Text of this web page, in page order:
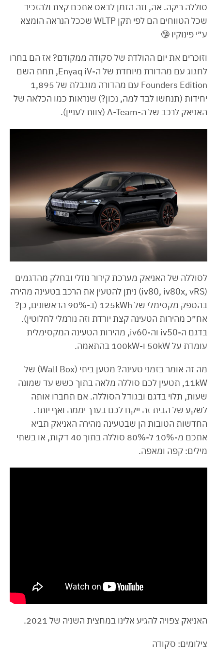
סוללה ריקה. אה, וזה הזמן לבאס אתכם קצת ולהזכיר
שכל הטווחים הם לפי תקן WLTP שככל הנראה הומצא
ע״י פינוקיו 🤥
וזוכרים את יום ההולדת של סקודה ממקודם? אז הם בחרו
לחגוג עם מהדורת מיוחדת של ה-Enyaq iV, תחת השם
Founders Edition עם מהדורה מוגבלת של 1,895
יחידות (תנחשו לבד למה, נכון?) שנראות כמו הכלאה של
האניאק לרכב של ה-A-Team (צוות לעניין).
לסוללה של האניאק מערכת קירור נוזלי ובחלק מהדגמים
(iv80, iv80x, vRS) ניתן להטעין את הרכב בטעינה מהירה
בהספק מקסימלי של 125kWh (ב-90% הראשונים, כן?
אח״כ מהירות הטעינה קצת יורדת וזה נורמלי לחלוטין).
בדגם ה-iv50 וה-iv60, מהירות הטעינה המקסימלית
עומדת על 50kW ו-100kW בהתאמה.
מה זה אומר בזמני טעינה? מטען ביתי (Wall Box) של
11kW, תטעין לכם סוללה מלאה בתוך כשש עד שמונה
שעות, תלוי בדגם ובגודל הסוללה. אם תחברו אותה
לשקע של הבית זה ייקח לכם בערך יממה ואף יותר.
החדשות הטובות הן שבטעינה מהירה האניאק תביא
אתכם מ-10% ל-80% סוללה בתוך 40 דקות, או בשתי
מילים: קפה ומאפה.
האניאק צפויה להגיע אלינו במחצית השניה של 2021.
צילומים: סקודה